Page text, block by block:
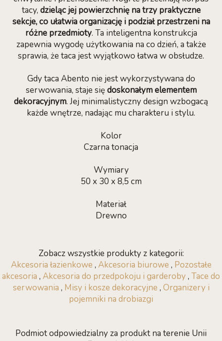
tacy, dzieląc jej powierzchnię na trzy praktyczne
sekcje, co ułatwia organizację i podział przestrzeni na
różne przedmioty. Ta inteligentna konstrukcja
zapewnia wygodę użytkowania na co dzień, a także
sprawia, że taca jest wyjątkowo łatwa w obsłudze.
Gdy taca Abento nie jest wykorzystywana do
serwowania, staje siędoskonałym elementem
dekoracyjnym. Jej minimalistyczny design wzbogacą
każde wnętrze, nadając mu charakteru i stylu.
Kolor
Czarna tonacja
Wymiary
50 x 30 x 8,5 cm
Materiał
Drewno
Zobacz wszystkie produkty z kategorii:
Akcesoria łazienkowe , Akcesoria biurowe , Pozostałe
akcesoria , Akcesoria do przedpokoju i garderoby, Tace do
serwowania , Misy i kosze dekoracyjne , Organizery i
pojemniki na drobiazgi
Podmiot odpowiedzialny za produkt na terenie Unii